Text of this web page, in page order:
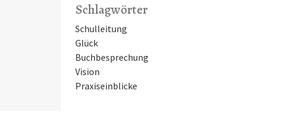
Schlagwörter
Schulleitung
Glück
Buchbesprechung
Vision
Praxiseinblicke